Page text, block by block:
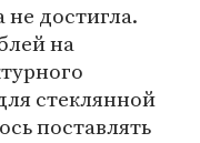
достигла.
на
стеклянной
поставлять